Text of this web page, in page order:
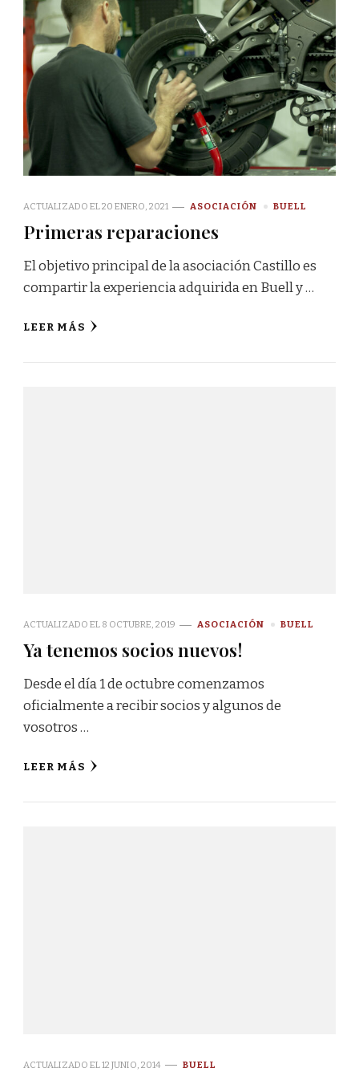
ACTUALIZADO EL20 ENERO, 2021 ASOCIACIÓN BUELL
Primeras reparaciones
El objetivo principal de la asociación Castillo es
compartir la experiencia adquirida en Buell y …
LEER MÁS
ACTUALIZADO EL 8 OCTUBRE, 2019 ASOCIACIÓN BUELL
Ya tenemos socios nuevos!
Desde el día 1 de octubre comenzamos
oficialmente a recibir socios y algunos de
vosotros …
LEER MÁS
ACTUALIZADO EL12 JUNIO, 2014 BUELL